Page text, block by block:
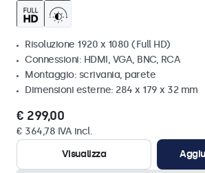
Risoluzione 1920 x 1080 (Full HD)
Connessioni: HDMI, VGA, BNC, RCA
Montaggio: scrivania, parete
Dimensioni esterne: 284 x 179 x 32 mm
€ 299,00
€ 364,78 IVA incl.
Visualizza